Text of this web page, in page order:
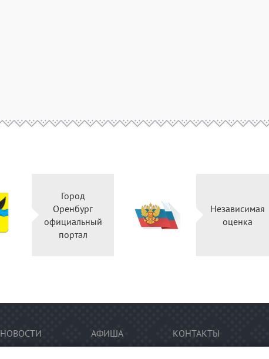
Город
Оренбург
официальный
портал
Независимая
оценка
НОВОСТИ АФИША КОНТАКТЫ